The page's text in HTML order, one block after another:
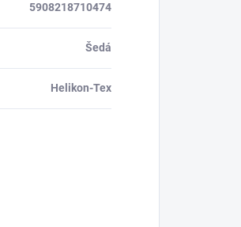
5908218710474
Šedá
Helikon-Tex